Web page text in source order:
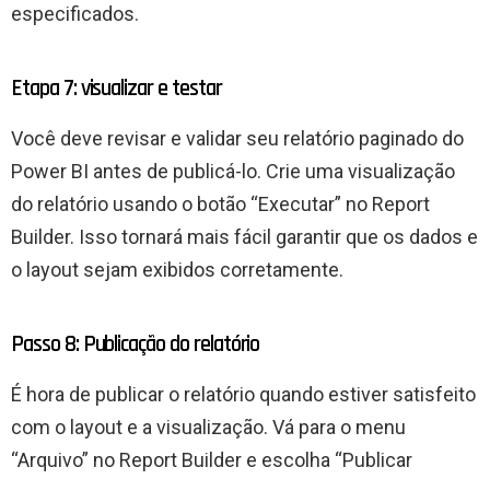
especificados.
Etapa 7: visualizar e testar
Você deve revisar e validar seu relatório paginado do
Power BI antes de publicá-lo. Crie uma visualização
do relatório usando o botão “Executar” no Report
Builder. Isso tornará mais fácil garantir que os dados e
o layout sejam exibidos corretamente.
Passo 8: Publicação do relatório
É hora de publicar o relatório quando estiver satisfeito
com o layout e a visualização. Vá para o menu
“Arquivo” no Report Builder e escolha “Publicar